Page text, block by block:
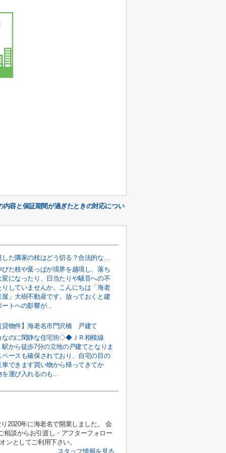
内容と保証期間が過ぎたときの対応につい
境界を越境した隣家の枝はどう切る？合法的な切り方とルールを解説
びた枝や葉っぱが境界を越境し、落ち
変になったり、日当たりや騒音への不
りしていませんか。こんにちは「海老
屋」大樹不動産です。放っておくと建
ートへの影響が...
貸物件】海老名市門沢橋 戸建て
のに閑静な住宅街◇◆ＪＲ相模線
駅から徒歩7分の立地の戸建てとなりま
ペースも確保されており、自宅の目の
車できます買い物から帰ってきてか
を運び入れるのも...
2020年に海老名で開業しました。 会
相談からお引渡し・アフターフォロー
ンとしてご利用下さい。
スタッフ情報を見る